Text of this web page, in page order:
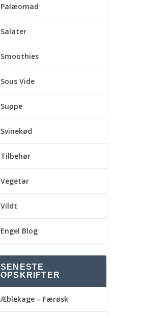
Palæomad
Salater
Smoothies
Sous Vide
Suppe
Svinekød
Tilbehør
Vegetar
Vildt
Engel Blog
SENESTE
OPSKRIFTER
Æblekage – Færøsk